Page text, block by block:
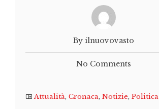
By ilnuovovasto
No Comments
Attualità, Cronaca, Notizie, Politica